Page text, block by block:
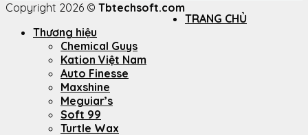
Copyright 2026 © Tbtechsoft.com
TRANG CHỦ
Thương hiệu
Chemical Guys
Kation Việt Nam
Auto Finesse
Maxshine
Meguiar’s
Soft 99
Turtle Wax